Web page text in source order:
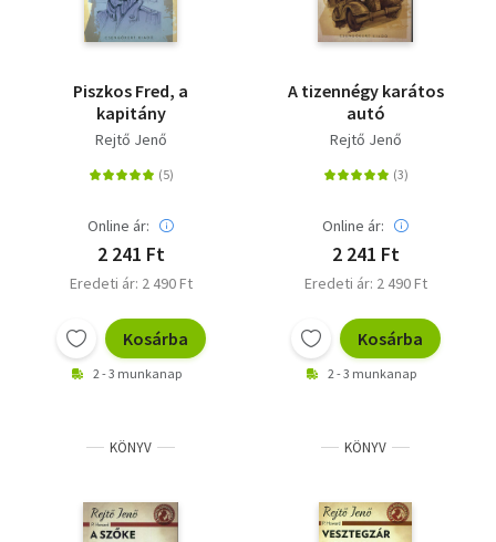
Piszkos Fred, a
kapitány
Rejtő Jenő
Online ár:
2 241 Ft
Eredeti ár: 2 490 Ft
Kosárba
2 - 3 munkanap
A tizennégy karátos
autó
Rejtő Jenő
Online ár:
2 241 Ft
Eredeti ár: 2 490 Ft
Kosárba
2 - 3 munkanap
KÖNYV KÖNYV